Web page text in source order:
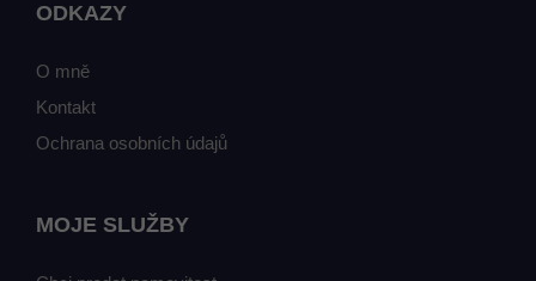
ODKAZY
O mně
Kontakt
Ochrana osobních údajů
MOJE SLUŽBY